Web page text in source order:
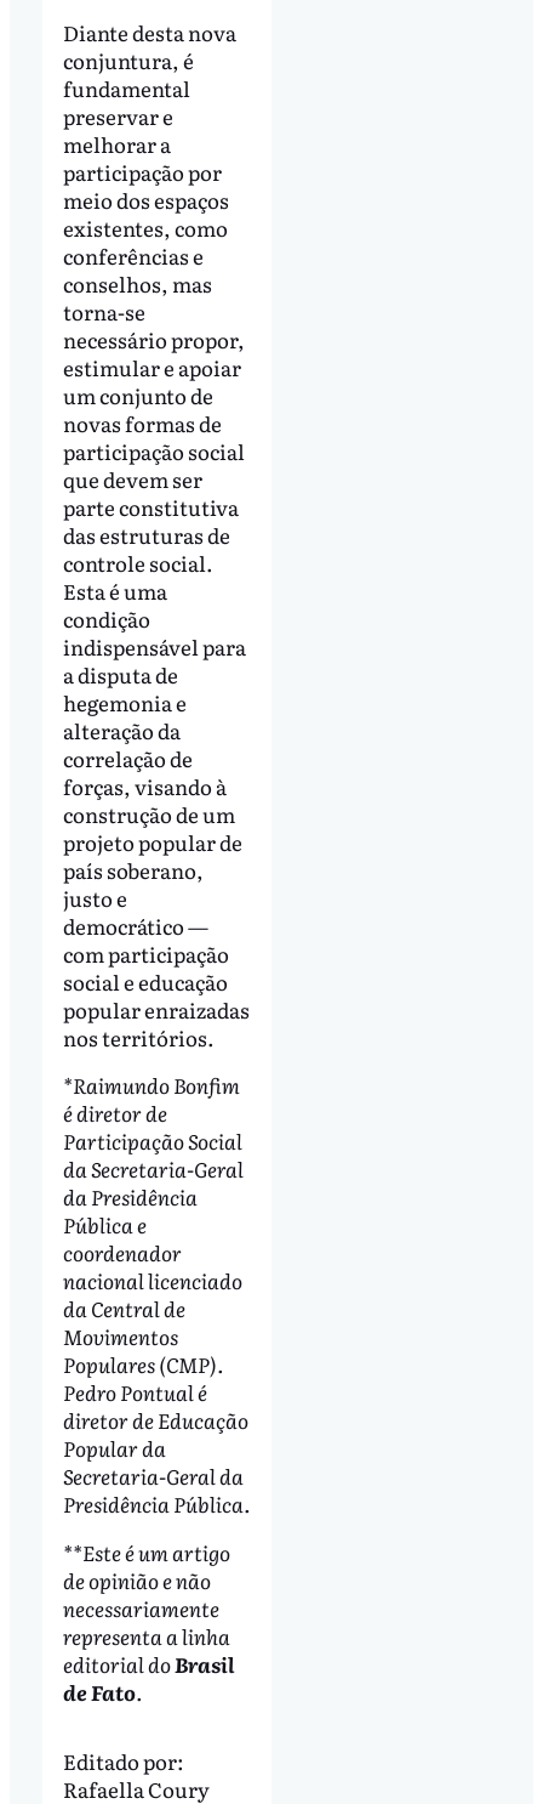
Diante desta nova
conjuntura, é
fundamental
preservar e
melhorar a
participação por
meio dos espaços
existentes, como
conferências e
conselhos, mas
torna-se
necessário propor,
estimular e apoiar
um conjunto de
novas formas de
participação social
que devem ser
parte constitutiva
das estruturas de
controle social.
Esta é uma
condição
indispensável para
a disputa de
hegemonia e
alteração da
correlação de
forças, visando à
construção de um
projeto popular de
país soberano,
justo e
democrático —
com participação
social e educação
popular enraizadas
nos territórios.
*Raimundo Bonfim
é diretor de
Participação Social
da Secretaria-Geral
da Presidência
Pública e
coordenador
nacional licenciado
da Central de
Movimentos
Populares (CMP).
Pedro Pontual é
diretor de Educação
Popular da
Secretaria-Geral da
Presidência Pública.
**Este é um artigo
de opinião e não
necessariamente
representa a linha
editorial doBrasil
de Fato.
Editado por:
Rafaella Coury